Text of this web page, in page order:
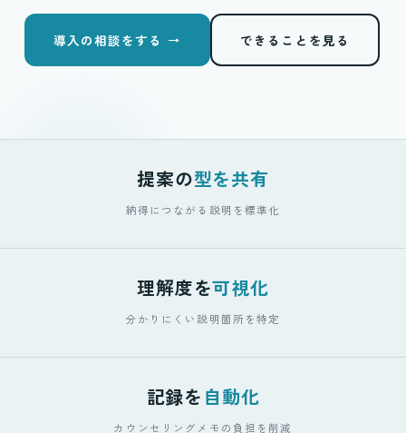
導入の相談をする → できることを見る
提案の型を共有
納得につながる説明を標準化
理解度を可視化
分かりにくい説明箇所を特定
記録を 自動化
カウンセリングメモの負担を削減